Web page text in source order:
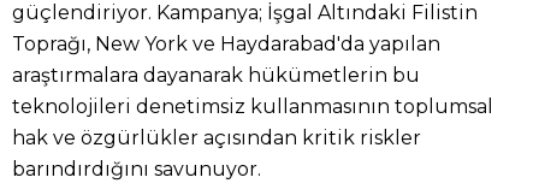
güçlendiriyor. Kampanya; İşgal Altındaki Filistin
Toprağı, New York ve Haydarabad'da yapılan
araştırmalara dayanarak hükümetlerin bu
teknolojileri denetimsiz kullanmasının toplumsal
hak ve özgürlükler açısından kritik riskler
barındırdığını savunuyor.